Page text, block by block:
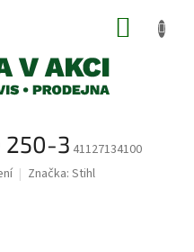
250-3 41127134100
Značka: Stihl